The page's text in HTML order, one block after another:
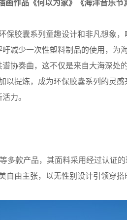
画作品《何以为家》《海洋音乐节》
胶囊系列童趣设计和非凡想象，
减少一次性塑料制品的使用，为
协奏曲，这不仅是来自大海深处
以提炼，成为环保胶囊系列的灵
力。
款产品，其面料采用经过认证的
由主张，以无性别设计引领穿搭